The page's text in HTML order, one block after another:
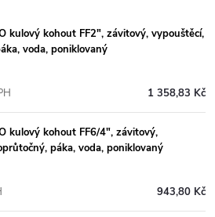
kulový kohout FF2", závitový, vypouštěcí,
voda, poniklovaný
1 358,83 Kč
kulový kohout FF6/4", závitový,
páka, voda, poniklovaný
943,80 Kč